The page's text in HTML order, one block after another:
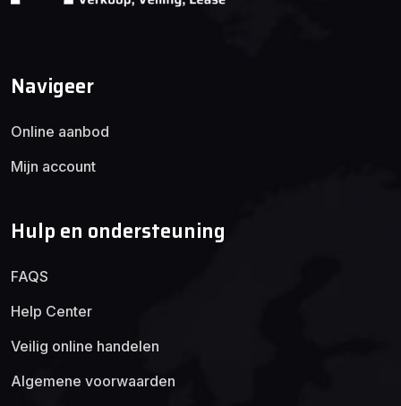
Navigeer
Online aanbod
Mijn account
Hulp en ondersteuning
FAQS
Help Center
Veilig online handelen
Algemene voorwaarden